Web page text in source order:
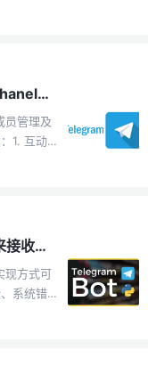
避免成员混淆。制定群
组（需邀请链接或管理
，设置其权限范围（如
管理压力。成员权限控
限制邀请权限），防止
telegram中群组（group）和频道（chanel）有什么区别？
员管理及
1. 互动
分享文
者仅能
过机器
理员个
通群组最
员。权限
息或媒
telegram实用技巧：使用电报机器人来接收各类通知！
现方式可
系统错
通过